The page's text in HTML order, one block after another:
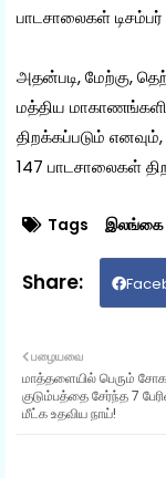
பாடசாலைகள்
அதன்படி, மேற்கு,
மத்திய
திறக்கப்படும்
147 பாடசாலைகள்
Tags இலங்கை
பழையவை
மாத்தளையில் பெரும்
குடும்பத்தை சேர்ந்த 7
மீட்க உதவிய நாய்!